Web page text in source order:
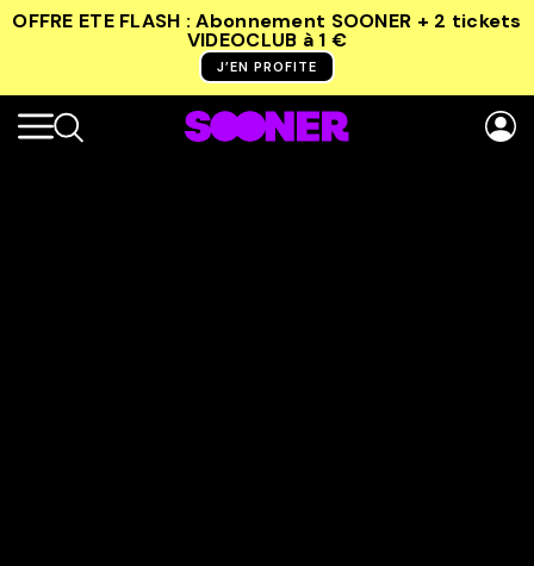
OFFRE ETE FLASH : Abonnement SOONER + 2 tickets
VIDEOCLUB à 1 €
J’EN PROFITE